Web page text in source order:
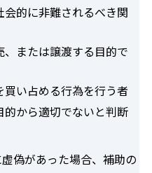
的に非難されるべき関
または譲渡する目的で
い占める行為を行う者
から適切でないと判断
偽があった場合、補助の